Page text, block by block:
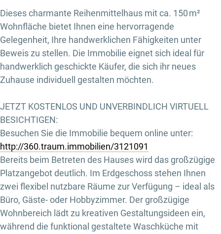
Dieses charmante Reihenmittelhaus mit ca. 150 m²
Wohnfläche bietet Ihnen eine hervorragende
Gelegenheit, Ihre handwerklichen Fähigkeiten unter
Beweis zu stellen. Die Immobilie eignet sich ideal für
handwerklich geschickte Käufer, die sich ihr neues
Zuhause individuell gestalten möchten.
JETZT KOSTENLOS UND UNVERBINDLICH VIRTUELL
BESICHTIGEN:
Besuchen Sie die Immobilie bequem online unter:
http://360.traum.immobilien/3121091
Bereits beim Betreten des Hauses wird das großzügige
Platzangebot deutlich. Im Erdgeschoss stehen Ihnen
zwei flexibel nutzbare Räume zur Verfügung – ideal als
Büro, Gäste- oder Hobbyzimmer. Der großzügige
Wohnbereich lädt zu kreativen Gestaltungsideen ein,
während die funktional gestaltete Waschküche mit